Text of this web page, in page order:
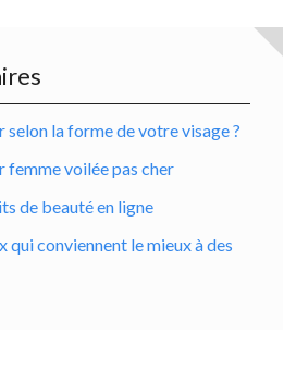
selon la forme de votre visage ?
femme voilée pas cher
de beauté en ligne
qui conviennent le mieux à des